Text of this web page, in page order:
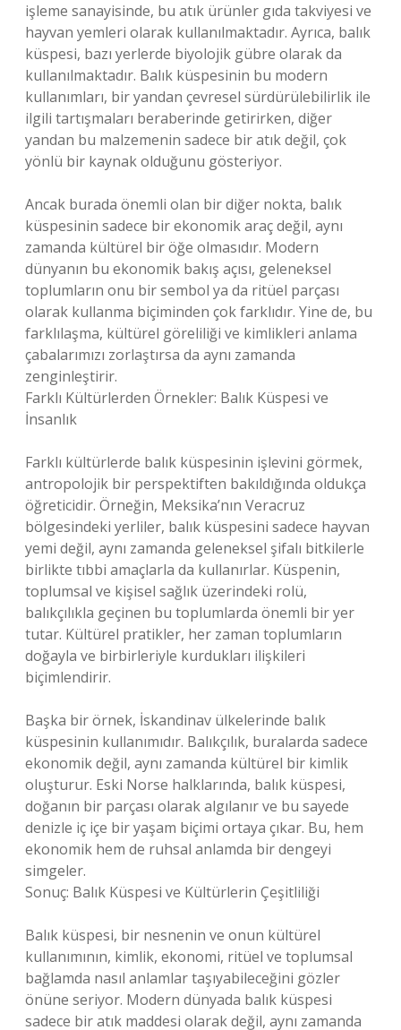
işleme sanayisinde, bu atık ürünler gıda takviyesi ve
hayvan yemleri olarak kullanılmaktadır. Ayrıca, balık
küspesi, bazı yerlerde biyolojik gübre olarak da
kullanılmaktadır. Balık küspesinin bu modern
kullanımları, bir yandan çevresel sürdürülebilirlik ile
ilgili tartışmaları beraberinde getirirken, diğer
yandan bu malzemenin sadece bir atık değil, çok
yönlü bir kaynak olduğunu gösteriyor.
Ancak burada önemli olan bir diğer nokta, balık
küspesinin sadece bir ekonomik araç değil, aynı
zamanda kültürel bir öğe olmasıdır. Modern
dünyanın bu ekonomik bakış açısı, geleneksel
toplumların onu bir sembol ya da ritüel parçası
olarak kullanma biçiminden çok farklıdır. Yine de, bu
farklılaşma, kültürel göreliliği ve kimlikleri anlama
çabalarımızı zorlaştırsa da aynı zamanda
zenginleştirir.
Farklı Kültürlerden Örnekler: Balık Küspesi ve
İnsanlık
Farklı kültürlerde balık küspesinin işlevini görmek,
antropolojik bir perspektiften bakıldığında oldukça
öğreticidir. Örneğin, Meksika’nın Veracruz
bölgesindeki yerliler, balık küspesini sadece hayvan
yemi değil, aynı zamanda geleneksel şifalı bitkilerle
birlikte tıbbi amaçlarla da kullanırlar. Küspenin,
toplumsal ve kişisel sağlık üzerindeki rolü,
balıkçılıkla geçinen bu toplumlarda önemli bir yer
tutar. Kültürel pratikler, her zaman toplumların
doğayla ve birbirleriyle kurdukları ilişkileri
biçimlendirir.
Başka bir örnek, İskandinav ülkelerinde balık
küspesinin kullanımıdır. Balıkçılık, buralarda sadece
ekonomik değil, aynı zamanda kültürel bir kimlik
oluşturur. Eski Norse halklarında, balık küspesi,
doğanın bir parçası olarak algılanır ve bu sayede
denizle iç içe bir yaşam biçimi ortaya çıkar. Bu, hem
ekonomik hem de ruhsal anlamda bir dengeyi
simgeler.
Sonuç: Balık Küspesi ve Kültürlerin Çeşitliliği
Balık küspesi, bir nesnenin ve onun kültürel
kullanımının, kimlik, ekonomi, ritüel ve toplumsal
bağlamda nasıl anlamlar taşıyabileceğini gözler
önüne seriyor. Modern dünyada balık küspesi
sadece bir atık maddesi olarak değil, aynı zamanda